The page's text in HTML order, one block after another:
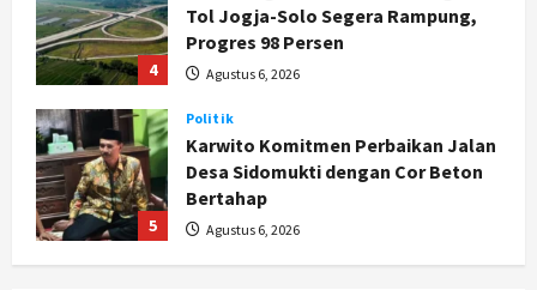
5
Politik
Karwito Komitmen Perbaikan Jalan
Desa Sidomukti dengan Cor Beton
Agustus 6, 2026
Politik
Cagar Budaya RSUD Soewondo Jadi
Sorotan, Hasil Kajian Tim Provinsi